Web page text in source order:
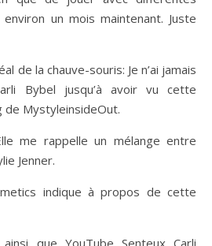
un mois maintenant. Juste
de la chauve-souris: Je n’ai jamais
Bybel jusqu’à avoir vu cette
de MystyleinsideOut.
me rappelle un mélange entre
Jenner.
indique à propos de cette
que YouTube Senteux Carli